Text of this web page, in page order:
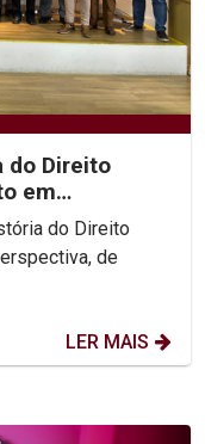
do Direito
em
do Direito
de
LER MAIS